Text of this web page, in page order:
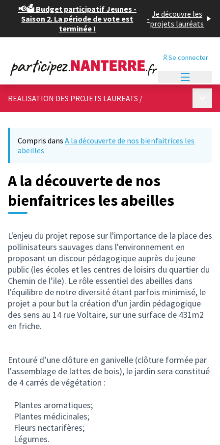
📢🗳️ Budget participatif Jeunes -
Saison 2. La période de vote est
terminée !
- Je découvre les
projets lauréats
Se connecter
REALISATION DES PROJETS LAUREATS /
Compris dans A la découverte de nos bienfaitrices les
abeilles
A la découverte de nos
bienfaitrices les abeilles
L'enjeu du projet repose sur l'importance de la place des
pollinisateurs sauvages dans l'environnement en
proposant un discour pédagogique auprès du jeune
public (les écoles et les centres de loisirs du quartier du
Chemin de l’ile). Le rôle essentiel des abeilles dans
l'équilibre de notre diversité étant parfois minimisé, le
projet a pour but la création d'un jardin pédagogique
des sens au 14 rue Voltaire, sur une surface de 431m2
en friche.
Entouré d’une clôture en ganivelle (clôture formée par
l'assemblage de lattes de bois), le jardin sera constitué
de 4 carrés de végétation :
Plantes aromatiques;
Plantes médicinales;
Fleurs nectarifères;
Légumes.